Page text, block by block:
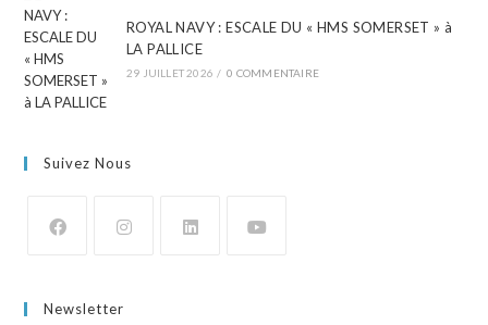
ROYAL NAVY : ESCALE DU « HMS SOMERSET » à
LA PALLICE
29 JUILLET 2026 / 0 COMMENTAIRE
Suivez Nous
Newsletter